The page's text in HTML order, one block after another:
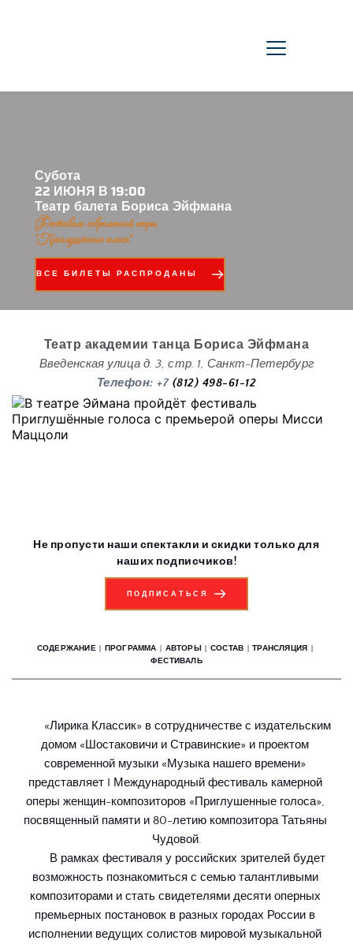
Субота
22 ИЮНЯ В 19:00
Театр балета Бориса Эйфмана
Фестиваль современной оперы
"Приглушённые голоса"
ВСЕ БИЛЕТЫ РАСПРОДАНЫ
Театр академии танца Бориса Эйфмана
Введенская улица д. 3, стр. 1, Санкт-Петербург
Телефон: +7 (812) 498-61-12
Не пропусти наши спектакли и скидки только для
наших подписчиков!
ПОДПИСАТЬСЯ
СОДЕРЖАНИЕ | ПРОГРАММА | АВТОРЫ | СОСТАВ | ТРАНСЛЯЦИЯ |
ФЕСТИВАЛЬ
домом «Шостаковичи и Стравинские» и проектом
современной музыки «Музыка нашего времени»
представляет I Международный фестиваль камерной
оперы женщин-композиторов «Приглушенные голоса»,
посвященный памяти и 80-летию композитора Татьяны
Чудовой.
возможность познакомиться с семью талантливыми
композиторами и стать свидетелями десяти оперных
премьерных постановок в разных городах России в
исполнении ведущих солистов мировой музыкальной